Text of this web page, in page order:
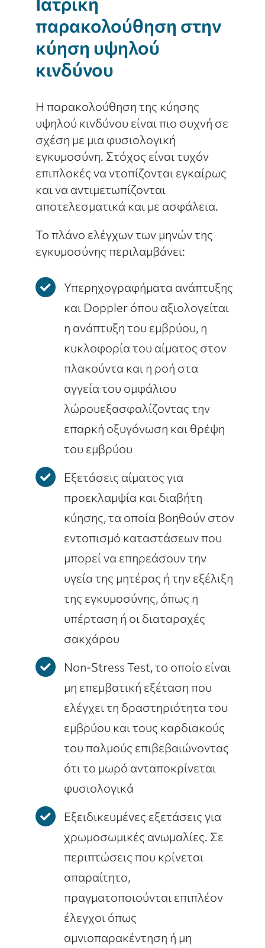
παρακολούθηση στην
κύηση υψηλού
κινδύνου
Η παρακολούθηση της κύησης
υψηλού κινδύνου είναι πιο συχνή σε
σχέση με μια φυσιολογική
εγκυμοσύνη. Στόχος είναι τυχόν
επιπλοκές να ντοπίζονται εγκαίρως
και να αντιμετωπίζονται
αποτελεσματικά και με ασφάλεια.
Το πλάνο ελέγχων των μηνών της
εγκυμοσύνης περιλαμβάνει:
Υπερηχογραφήματα ανάπτυξης
και Doppler όπου αξιολογείται
η ανάπτυξη του εμβρύου, η
κυκλοφορία του αίματος στον
πλακούντα και η ροή στα
αγγεία του ομφάλιου
λώρουεξασφαλίζοντας την
επαρκή οξυγόνωση και θρέψη
του εμβρύου
Εξετάσεις αίματος για
προεκλαμψία και διαβήτη
κύησης, τα οποία βοηθούν στον
εντοπισμό καταστάσεων που
μπορεί να επηρεάσουν την
υγεία της μητέρας ή την εξέλιξη
της εγκυμοσύνης, όπως η
υπέρταση ή οι διαταραχές
σακχάρου
Non-Stress Test, το οποίο είναι
μη επεμβατική εξέταση που
ελέγχει τη δραστηριότητα του
εμβρύου και τους καρδιακούς
του παλμούς επιβεβαιώνοντας
ότι το μωρό ανταποκρίνεται
φυσιολογικά
Εξειδικευμένες εξετάσεις για
χρωμοσωμικές ανωμαλίες. Σε
περιπτώσεις που κρίνεται
απαραίτητο,
πραγματοποιούνται επιπλέον
έλεγχοι όπως
αμνιοπαρακέντηση ή μη